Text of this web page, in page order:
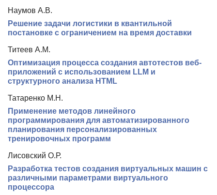
Наумов А.В.
Решение задачи логистики в квантильной
постановке с ограничением на время доставки
Титеев А.М.
Оптимизация процесса создания автотестов веб-
приложений с использованием LLM и
структурного анализа HTML
Татаренко М.Н.
Применение методов линейного
программирования для автоматизированного
планирования персонализированных
тренировочных программ
Лисовский О.Р.
Разработка тестов создания виртуальных машин с
различными параметрами виртуального
процессора